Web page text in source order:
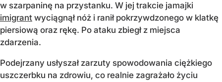
w szarpaninę na przystanku. W jej trakcie jamajki
imigrant wyciągnął nóż i ranił pokrzywdzonego w klatkę
piersiową oraz rękę. Po ataku zbiegł z miejsca
zdarzenia.
Podejrzany usłyszał zarzuty spowodowania ciężkiego
uszczerbku na zdrowiu, co realnie zagrażało życiu